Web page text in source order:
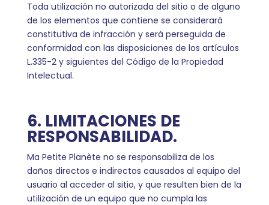
Toda utilización no autorizada del sitio o de alguno
de los elementos que contiene se considerará
constitutiva de infracción y será perseguida de
conformidad con las disposiciones de los artículos
L.335-2 y siguientes del Código de la Propiedad
Intelectual.
6. LIMITACIONES DE
RESPONSABILIDAD.
Ma Petite Planète no se responsabiliza de los
daños directos e indirectos causados al equipo del
usuario al acceder al sitio, y que resulten bien de la
utilización de un equipo que no cumpla las